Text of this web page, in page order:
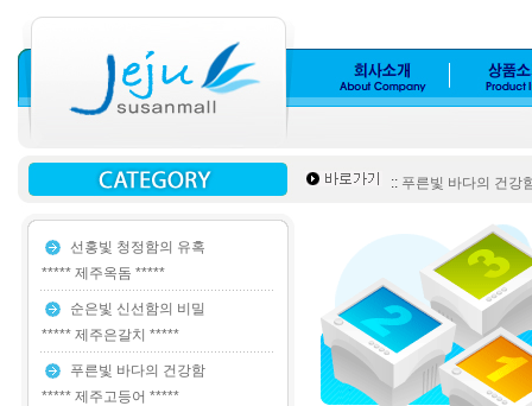
:: 푸른빛 바다의 건강
선홍빛 청정함의 유혹
***** 제주옥돔 *****
순은빛 신선함의 비밀
***** 제주은갈치 *****
푸른빛 바다의 건강함
***** 제주고등어 *****